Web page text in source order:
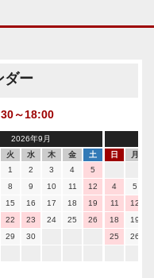
ダー
～18:00
2026年9月
火 水 木 金
土
1
2 3 4
5
8 9 10 11
12
15 16 17 18
19
22 23 24 25
26
29 30
日 月
4 5
11
12
18
19
25
26